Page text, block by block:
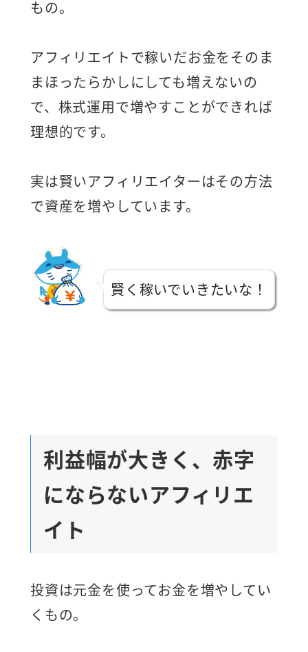
もの。
アフィリエイトで稼いだお金をそのま
まほったらかしにしても増えないの
で、株式運用で増やすことができれば
理想的です。
実は賢いアフィリエイターはその方法
で資産を増やしています。
賢く稼いでいきたいな！
利益幅が大きく、赤字
にならないアフィリエ
イト
投資は元金を使ってお金を増やしてい
くもの。